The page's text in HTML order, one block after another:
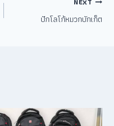
ปักโลโก้หมวกบักเก็ต